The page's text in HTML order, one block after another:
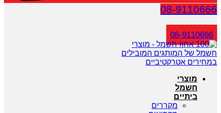
08-9110666
08-9110666
מוצרי
חשמל
ביתיים
מקררים